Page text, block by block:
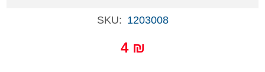
SKU: 1203008
4 ₪